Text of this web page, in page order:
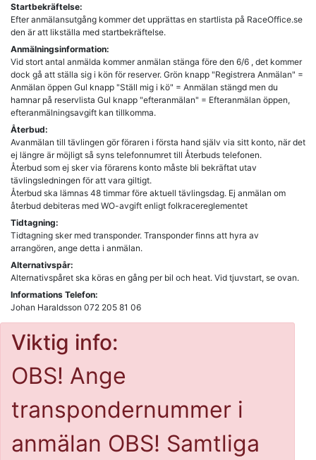
Startbekräftelse:
Efter anmälansutgång kommer det upprättas en startlista på RaceOffice.se
den är att likställa med startbekräftelse.
Anmälningsinformation:
Vid stort antal anmälda kommer anmälan stänga före den 6/6 , det kommer
dock gå att ställa sig i kön för reserver. Grön knapp "Registrera Anmälan" =
Anmälan öppen Gul knapp "Ställ mig i kö" = Anmälan stängd men du
hamnar på reservlista Gul knapp "efteranmälan" = Efteranmälan öppen,
efteranmälningsavgift kan tillkomma.
Återbud:
Avanmälan till tävlingen gör föraren i första hand själv via sitt konto, när det
ej längre är möjligt så syns telefonnumret till Återbuds telefonen.
Återbud som ej sker via förarens konto måste bli bekräftat utav
tävlingsledningen för att vara giltigt.
Återbud ska lämnas 48 timmar före aktuell tävlingsdag. Ej anmälan om
återbud debiteras med WO-avgift enligt folkracereglementet
Tidtagning:
Tidtagning sker med transponder. Transponder finns att hyra av
arrangören, ange detta i anmälan.
Alternativspår:
Alternativspåret ska köras en gång per bil och heat. Vid tjuvstart, se ovan.
Informations Telefon:
Johan Haraldsson 072 205 81 06
Viktig info:
OBS! Ange
transpondernummer i
anmälan OBS! Samtliga